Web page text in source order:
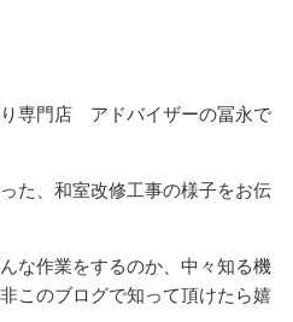
専門店 アドバイザーの冨永で
た、和室改修工事の様子をお伝
な作業をするのか、中々知る機
このブログで知って頂けたら嬉